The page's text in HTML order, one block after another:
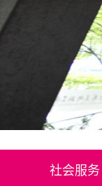
社会服务